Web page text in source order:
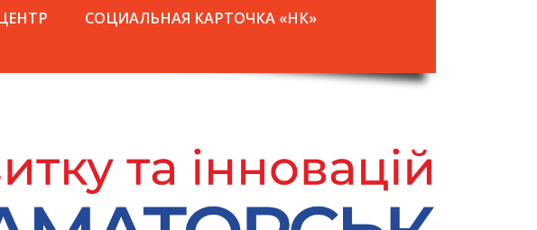
СОЦИАЛЬНАЯ КАРТОЧКА «НК»